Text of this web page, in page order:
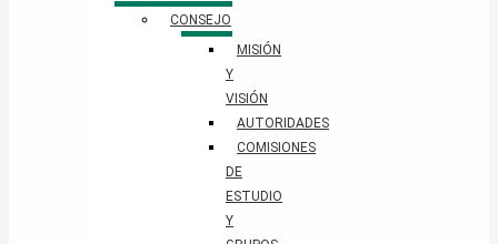
CONSEJO
MISIÓN
Y
VISIÓN
AUTORIDADES
COMISIONES
DE
ESTUDIO
Y